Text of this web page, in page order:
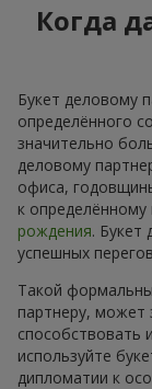
Когда
Букет деловому
определённого
значительно
деловому
офиса,
к определённому
рождения. Букет
успешных
Такой
партнеру, может
способствовать
используйте
дипломатии к